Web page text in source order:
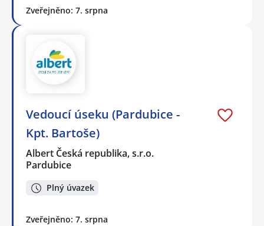
Zveřejněno: 7. srpna
Vedoucí úseku (Pardubice -
Kpt. Bartoše)
Albert Česká republika, s.r.o.
Pardubice
Plný úvazek
Zveřejněno: 7. srpna